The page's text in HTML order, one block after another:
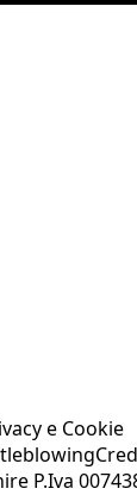
e Cookie
P.Iva